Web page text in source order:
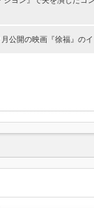
公開の映画『徐福』の